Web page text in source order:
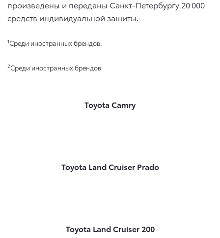
произведены и переданы Санкт-Петербургу 20 000
средств индивидуальной защиты.
1Среди иностранных брендов.
2Среди иностранных брендов
Toyota Camry
Toyota Land Cruiser Prado
Toyota Land Cruiser 200